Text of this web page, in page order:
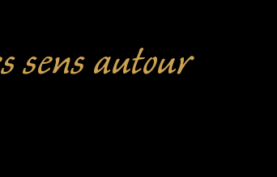
sens autour